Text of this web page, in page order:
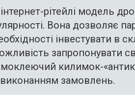
рітейлі модель
Вона дозволяє
інвестувати в
запропонувати
килимок-
замовлень.